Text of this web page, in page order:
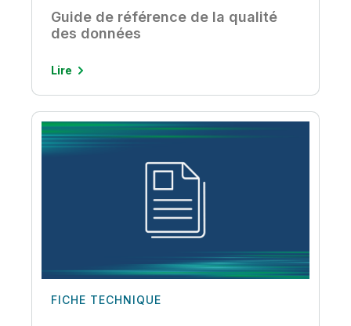
Guide de référence de la qualité
des données
Lire
FICHE TECHNIQUE